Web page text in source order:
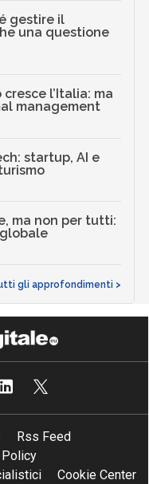
gestire il
una questione
l’Italia: ma
management
startup, AI e
ma non per tutti:
gli approfondimenti >
Rss Feed
Policy
Cookie Center